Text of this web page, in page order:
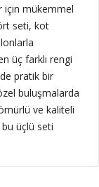
için mükemmel
seti, kot
üç farklı rengi
pratik bir
buluşmalarda
ve kaliteli
üçlü seti